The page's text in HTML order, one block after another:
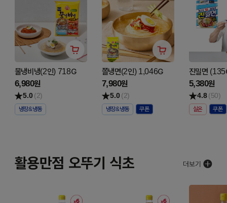
물냉비냉(2인) 718G
6,980원
5.0 (2)
냉장&냉동
쫄냉면(2인) 1,046G
7,980원
5.0 (2)
냉장&냉동
진밀면
5,380원
4.8 (50)
실온
활용만점 오뚜기 식초